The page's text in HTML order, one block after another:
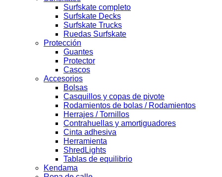
Surfskate completo
Surfskate Decks
Surfskate Trucks
Ruedas Surfskate
Protección
Guantes
Protector
Cascos
Accesorios
Bolsas
Casquillos y copas de pivote
Rodamientos de bolas / Rodamientos
Herrajes / Tornillos
Contrahuellas y amortiguadores
Cinta adhesiva
Herramienta
ShredLights
Tablas de equilibrio
Kendama